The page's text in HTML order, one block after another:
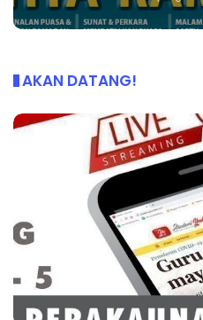
AKAN DATANG!